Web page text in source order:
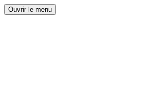
Ouvrir le menu